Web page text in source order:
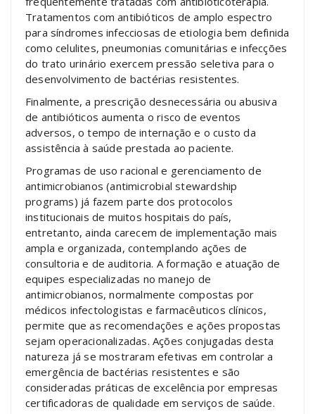
Tratamentos com antibióticos de amplo espectro
para síndromes infecciosas de etiologia bem definida
como celulites, pneumonias comunitárias e infecções
do trato urinário exercem pressão seletiva para o
desenvolvimento de bactérias resistentes.
Finalmente, a prescrição desnecessária ou abusiva
de antibióticos aumenta o risco de eventos
adversos, o tempo de internação e o custo da
assistência à saúde prestada ao paciente.
Programas de uso racional e gerenciamento de
antimicrobianos (antimicrobial stewardship
programs) já fazem parte dos protocolos
institucionais de muitos hospitais do país,
entretanto, ainda carecem de implementação mais
ampla e organizada, contemplando ações de
consultoria e de auditoria. A formação e atuação de
equipes especializadas no manejo de
antimicrobianos, normalmente compostas por
médicos infectologistas e farmacêuticos clínicos,
permite que as recomendações e ações propostas
sejam operacionalizadas. Ações conjugadas desta
natureza já se mostraram efetivas em controlar a
emergência de bactérias resistentes e são
consideradas práticas de excelência por empresas
certificadoras de qualidade em serviços de saúde.